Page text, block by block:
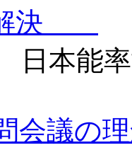
解決
本能
会議